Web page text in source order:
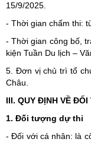
15/9/2025.
- Thời gian chấm thi:
- Thời gian công bố,
kiện Tuần Du lịch –
5. Đơn vị chủ trì tổ
Châu.
III. QUY ĐỊNH VỀ
1. Đối tượng dự thi
- Đối với cá nhân: là